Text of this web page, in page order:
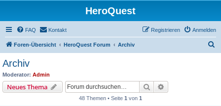
HeroQuest
FAQ Kontakt Anmelden
Registrieren
Foren-Übersicht HeroQuest Forum Archiv
Archiv
Moderator: Admin
Neues Thema Suche
48 Themen • Seite 1 von 1